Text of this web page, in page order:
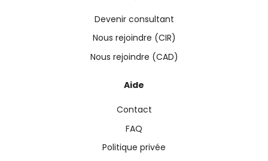
Devenir consultant
Nous rejoindre (CIR)
Nous rejoindre (CAD)
Aide
Contact
FAQ
Politique privée